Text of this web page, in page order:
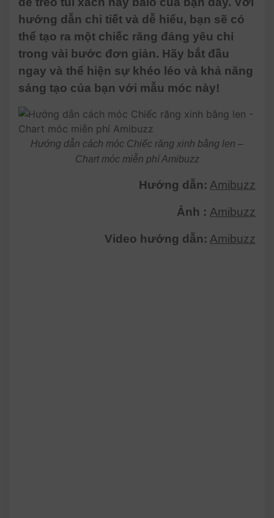
hướng dẫn chi tiết và dễ hiểu, bạn sẽ có
thể tạo ra một chiếc răng đáng yêu chỉ
trong vài bước đơn giản. Hãy bắt đầu
ngay và thể hiện sự khéo léo và khả năng
sáng tạo của bạn với mẫu móc này!
Hướng dẫn cách móc Chiếc răng xinh bằng len –
Chart móc miễn phí Amibuzz
Hướng dẫn: Amibuzz
Ảnh : Amibuzz
Video hướng dẫn: Amibuzz